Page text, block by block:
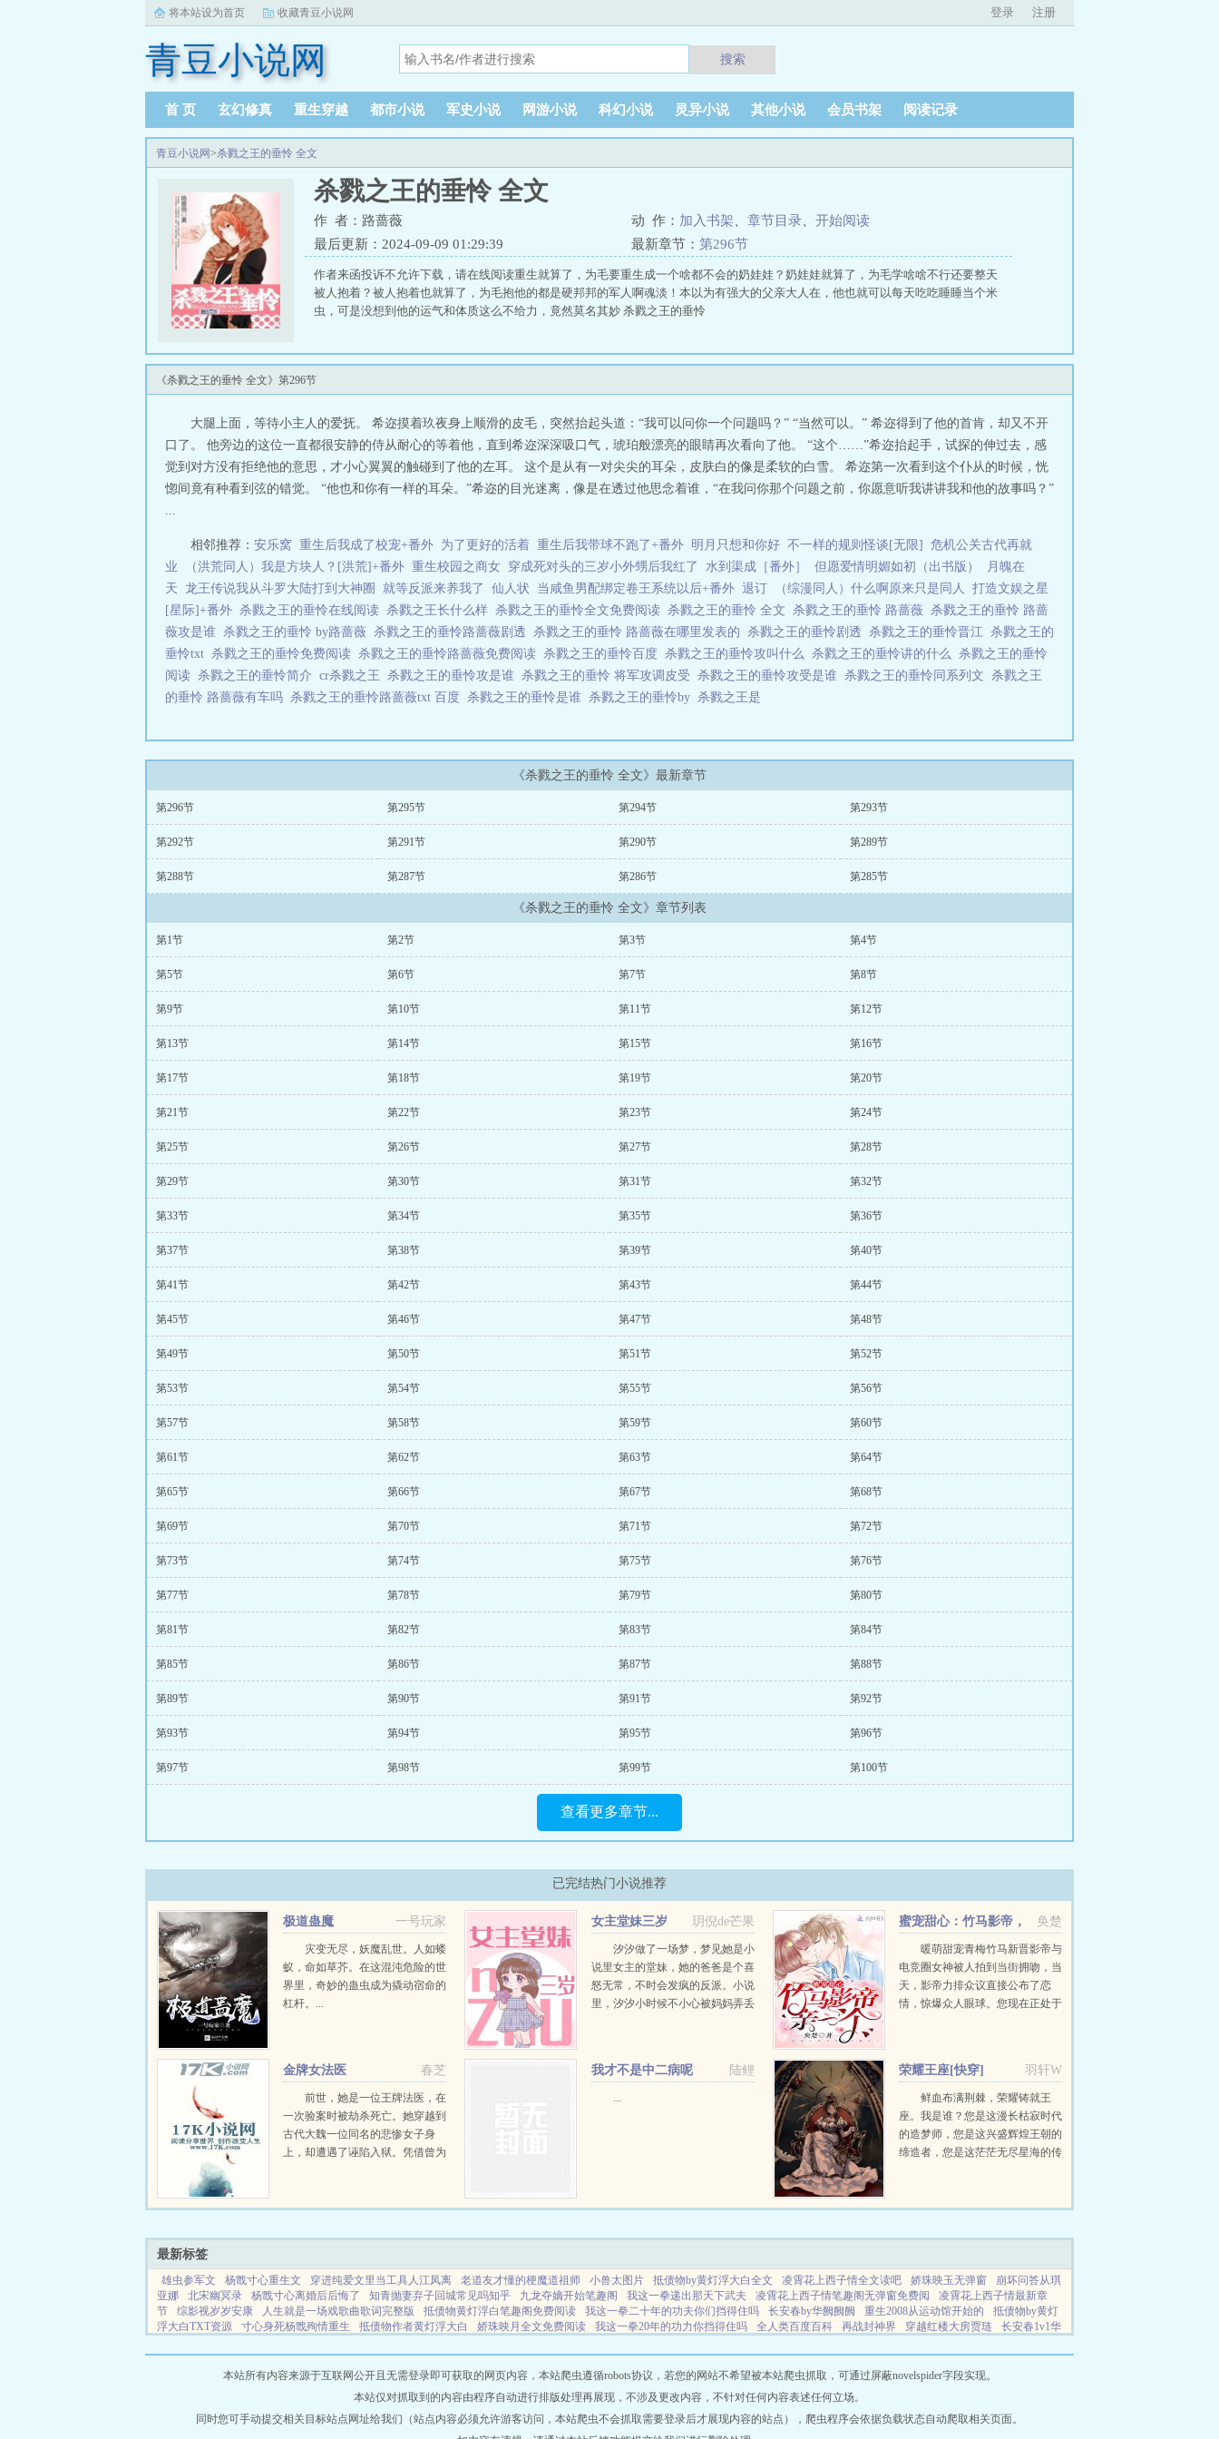
将本站设为首页 收藏青豆小说网 登录 注册
青豆小说网 搜索
首 页 玄幻修真 重生穿越 都市小说 军史小说 网游小说 科幻小说 灵异小说 其他小说 会员书架 阅读记录
青豆小说网>杀戮之王的垂怜 全文
杀戮之王的垂怜 全文
作 者：路蔷薇 动 作： 加入书架 章节目录
开始阅读
最后更新：2024-09-09 01:29:39
最新章节： 第296节
作者来函投诉不允许下载，请在线阅读重生就算了，为毛要重生成一个啥都不会的奶娃娃？奶娃娃就算了，为毛学啥啥不行还要整天
被人抱着？被人抱着也就算了，为毛抱他的都是硬邦邦的军人啊魂淡！本以为有强大的父亲大人在，他也就可以每天吃吃睡睡当个米
虫，可是没想到他的运气和体质这么不给力，竟然莫名其妙 杀戮之王的垂怜
《杀戮之王的垂怜 全文》第296节
大腿上面，等待小主人的爱抚。 希迩摸着玖夜身上顺滑的皮毛，突然抬起头道：“我可以问你一个问题吗？” “当然可以。” 希迩得到了他的首肯，却又不开
口了。 他旁边的这位一直都很安静的侍从耐心的等着他，直到希迩深深吸口气，琥珀般漂亮的眼睛再次看向了他。 “这个……”希迩抬起手，试探的伸过去，感
觉到对方没有拒绝他的意思，才小心翼翼的触碰到了他的左耳。 这个是从有一对尖尖的耳朵，皮肤白的像是柔软的白雪。 希迩第一次看到这个仆从的时候，恍
惚间竟有种看到弦的错觉。 “他也和你有一样的耳朵。”希迩的目光迷离，像是在透过他思念着谁，“在我问你那个问题之前，你愿意听我讲讲我和他的故事吗？”
...
相邻推荐： 安乐窝 重生后我成了校宠+番外 为了更好的活着 重生后我带球不跑了+番外 明月只想和你好 不一样的规则怪谈[无限]
危机公关古代再就
业
（洪荒同人）我是方块人？[洪荒]+番外 重生校园之商女 穿成死对头的三岁小外甥后我红了 水到渠成［番外］ 但愿爱情明媚如初（出书版）
月魄在
天 龙王传说我从斗罗大陆打到大神圈 就等反派来养我了 仙人状 当咸鱼男配绑定卷王系统以后+番外 退订 （综漫同人）什么啊原来只是同人
打造文娱之星
[星际]+番外 杀戮之王的垂怜在线阅读 杀戮之王长什么样 杀戮之王的垂怜全文免费阅读 杀戮之王的垂怜 全文 杀戮之王的垂怜 路蔷薇 杀戮之王的垂怜 路蔷
薇攻是谁 杀戮之王的垂怜 by路蔷薇 杀戮之王的垂怜路蔷薇剧透 杀戮之王的垂怜 路蔷薇在哪里发表的 杀戮之王的垂怜剧透 杀戮之王的垂怜晋江 杀戮之王的
垂怜txt 杀戮之王的垂怜免费阅读 杀戮之王的垂怜路蔷薇免费阅读 杀戮之王的垂怜百度 杀戮之王的垂怜攻叫什么 杀戮之王的垂怜讲的什么 杀戮之王的垂怜
阅读 杀戮之王的垂怜简介 cr杀戮之王 杀戮之王的垂怜攻是谁 杀戮之王的垂怜 将军攻调皮受 杀戮之王的垂怜攻受是谁 杀戮之王的垂怜同系列文 杀戮之王
的垂怜 路蔷薇有车吗 杀戮之王的垂怜路蔷薇txt 百度 杀戮之王的垂怜是谁 杀戮之王的垂怜by 杀戮之王是
《杀戮之王的垂怜 全文》最新章节
第296节 第295节 第294节 第293节
第292节 第291节 第290节 第289节
第288节 第287节 第286节 第285节
《杀戮之王的垂怜 全文》章节列表
第1节 第2节 第3节 第4节
第5节 第6节 第7节 第8节
第9节 第10节 第11节 第12节
第13节 第14节 第15节 第16节
第17节 第18节 第19节 第20节
第21节 第22节 第23节 第24节
第25节 第26节 第27节 第28节
第29节 第30节 第31节 第32节
第33节 第34节 第35节 第36节
第37节 第38节 第39节 第40节
第41节 第42节 第43节 第44节
第45节 第46节 第47节 第48节
第49节 第50节 第51节 第52节
第53节 第54节 第55节 第56节
第57节 第58节 第59节 第60节
第61节 第62节 第63节 第64节
第65节 第66节 第67节 第68节
第69节 第70节 第71节 第72节
第73节 第74节 第75节 第76节
第77节 第78节 第79节 第80节
第81节 第82节 第83节 第84节
第85节 第86节 第87节 第88节
第89节 第90节 第91节 第92节
第93节 第94节 第95节 第96节
第97节 第98节 第99节 第100节
查看更多章节...
已完结热门小说推荐
一号玩家
极道蛊魔
灾变无尽，妖魔乱世。人如蝼
蚁，命如草芥。在这混沌危险的世
界里，奇妙的蛊虫成为撬动宿命的
杠杆。...
玥倪de芒果
女主堂妹三岁
汐汐做了一场梦，梦见她是小
说里女主的堂妹，她的爸爸是个喜
怒无常，不时会发疯的反派。小说
里，汐汐小时候不小心被妈妈弄丢
奂楚
蜜宠甜心：竹马影帝，
亲一个！
暖萌甜宠青梅竹马新晋影帝与
电竞圈女神被人拍到当街拥吻，当
天，影帝力排众议直接公布了恋
情，惊爆众人眼球。您现在正处于
没跟我告...
春芝
金牌女法医
前世，她是一位王牌法医，在
一次验案时被劫杀死亡。她穿越到
古代大魏一位同名的悲惨女子身
上，却遭遇了诬陷入狱。凭借曾为
实的背后，却是一桩桩奇案和一个
陆鲤
我才不是中二病呢
...
羽轩W
荣耀王座[快穿]
鲜血布满荆棘，荣耀铸就王
座。我是谁？您是这漫长枯寂时代
的造梦师，您是这兴盛辉煌王朝的
缔造者，您是这茫茫无尽星海的传
上。我为，守夜人。洛萤...
最新标签
雄虫参军文 杨戬寸心重生文 穿进纯爱文里当工具人江凤离 老道友才懂的梗魔道祖师 小兽太图片 抵债物by黄灯浮大白全文 凌霄花上西子情全文读吧 娇珠映玉无弹窗
崩坏问答从琪
亚娜
北宋幽冥录 杨戬寸心离婚后后悔了 知青抛妻弃子回城常见吗知乎 九龙夺嫡开始笔趣阁 我这一拳递出那天下武夫 凌霄花上西子情笔趣阁无弹窗免费阅
凌霄花上西子情最新章
节
综影视岁岁安康 人生就是一场戏歌曲歌词完整版 抵债物黄灯浮白笔趣阁免费阅读 我这一拳二十年的功夫你们挡得住吗 长安春by华阙阙阙 重生2008从运动馆开始的
抵债物by黄灯
浮大白TXT资源
寸心身死杨戬殉情重生 抵债物作者黄灯浮大白 娇珠映月全文免费阅读 我这一拳20年的功力你挡得住吗 全人类百度百科 再战封神界 穿越红楼大房贾琏
长安春1v1华
灯浮大白盘公主
综影视岁月忽已晚 重生2008从离婚开始最新章节更新 幽冥录讲的什么 知青回城抛夫弃子年代文 综影视岁月如歌 抵债物by黄灯浮白完整版 ljty长安幽梦
我们可不可
小兽的世界免费观看完整版高清 山间之朝暮也的暮翻译 穿越到纯爱文里当恶毒女配_亮若星辰 这一拳很帅的梗的来源和历史背景 网站地图
本站所有内容来源于互联网公开且无需登录即可获取的网页内容，本站爬虫遵循robots协议，若您的网站不希望被本站爬虫抓取，可通过屏蔽novelspider字段实现。
本站仅对抓取到的内容由程序自动进行排版处理再展现，不涉及更改内容，不针对任何内容表述任何立场。
同时您可手动提交相关目标站点网址给我们（站点内容必须允许游客访问，本站爬虫不会抓取需要登录后才展现内容的站点），爬虫程序会依据负载状态自动爬取相关页面。